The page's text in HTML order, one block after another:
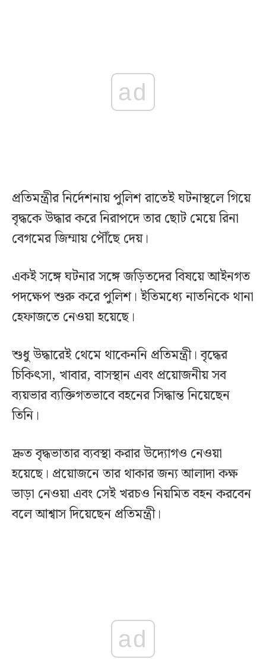
ad
প্রতিমন্ত্রীর নির্দেশনায় পুলিশ রাতেই ঘটনাস্থলে গিয়ে
বৃদ্ধকে উদ্ধার করে নিরাপদে তার ছোট মেয়ে রিনা
বেগমের জিম্মায় পৌঁছে দেয়।
একই সঙ্গে ঘটনার সঙ্গে জড়িতদের বিষয়ে আইনগত
পদক্ষেপ শুরু করে পুলিশ। ইতিমধ্যে নাতনিকে থানা
হেফাজতে নেওয়া হয়েছে।
শুধু উদ্ধারেই থেমে থাকেননি প্রতিমন্ত্রী। বৃদ্ধের
চিকিৎসা, খাবার, বাসস্থান এবং প্রয়োজনীয় সব
ব্যয়ভার ব্যক্তিগতভাবে বহনের সিদ্ধান্ত নিয়েছেন
তিনি।
দ্রুত বৃদ্ধভাতার ব্যবস্থা করার উদ্যোগও নেওয়া
হয়েছে। প্রয়োজনে তার থাকার জন্য আলাদা কক্ষ
ভাড়া নেওয়া এবং সেই খরচও নিয়মিত বহন করবেন
বলে আশ্বাস দিয়েছেন প্রতিমন্ত্রী।
ad